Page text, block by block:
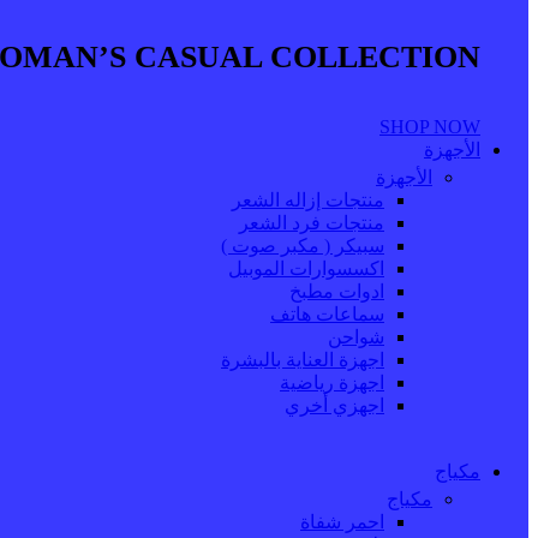
CASUAL COLLECTION
SHOP NOW
الأجهزة
الأجهزة
منتجات إزاله الشعر
منتجات فرد الشعر
سبيكر ( مكبر صوت )
اكسسوارات الموبيل
ادوات مطبخ
سماعات هاتف
شواحن
اجهزة العناية بالبشرة
اجهزة رياضية
اجهزي أخري
مكياج
مكياج
احمر شفاة